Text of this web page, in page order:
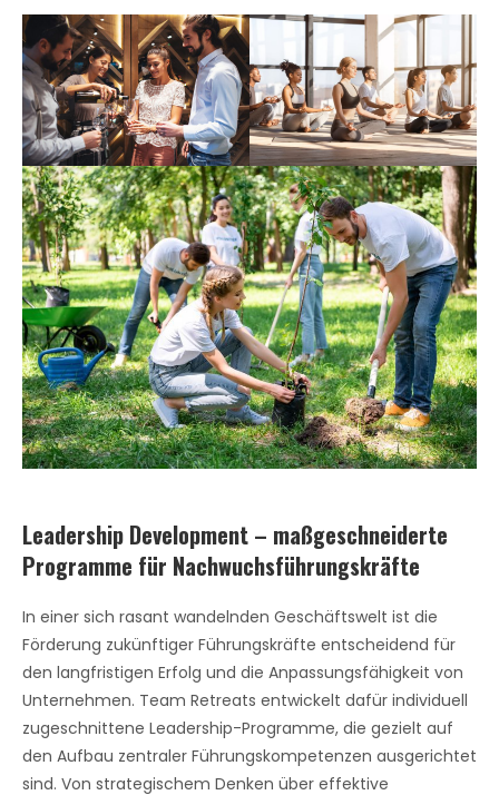
Leadership Development – maßgeschneiderte
Programme für Nachwuchsführungskräfte
In einer sich rasant wandelnden Geschäftswelt ist die
Förderung zukünftiger Führungskräfte entscheidend für
den langfristigen Erfolg und die Anpassungsfähigkeit von
Unternehmen. Team Retreats entwickelt dafür individuell
zugeschnittene Leadership-Programme, die gezielt auf
den Aufbau zentraler Führungskompetenzen ausgerichtet
sind. Von strategischem Denken über effektive